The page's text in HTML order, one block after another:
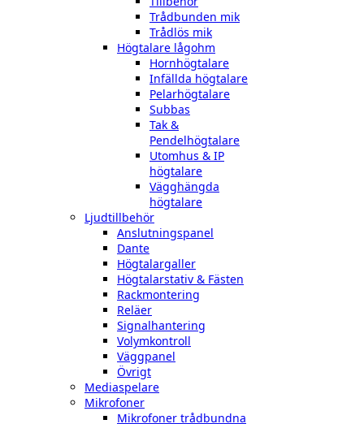
Trådbunden mik
Trådlös mik
Högtalare lågohm
Hornhögtalare
Infällda högtalare
Pelarhögtalare
Subbas
Tak &
Pendelhögtalare
Utomhus & IP
högtalare
Vägghängda
högtalare
Ljudtillbehör
Anslutningspanel
Dante
Högtalargaller
Högtalarstativ & Fästen
Rackmontering
Reläer
Signalhantering
Volymkontroll
Väggpanel
Övrigt
Mediaspelare
Mikrofoner
Mikrofoner trådbundna